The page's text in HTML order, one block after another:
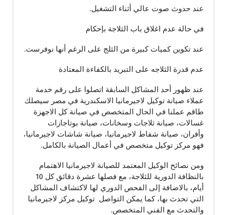
عند حدوث صوت عالي أثناء التشغيل.
في حالة عدم اغلاق باب الثلاجة بإحكام
عند تكوين كميات كبيرة من الثلج على الرغم أنها نوفرست.
عدم قدرة الثلاجه على التبريد بالكفاءة المعتادة
عند ظهور أحد المشاكل السابقة اتصلوا على رقم خدمة
عملاء صيانة توكيل لاجيرمانيا الاسكندرية في مصر سيصلك
طاقم عملنا في الحال المتخصص في صيانة كل الاجهزة
غسالات، صيانة ثلاجات وسخانات، صيانة بوتاجازات
وأفران، صيانة شفاط لاجيرمانيا، صيانة شاشات لاجيرمانيا،
فهو مركز توكيل متخصص في أعمال الصيانة بالكامل.
ومن نصائح الوكيل المعتمد للصيانة لاجيرمانيا الاهتمام
بالنظافة الدورية للثلاجة، مع فصلها عشرة دقائق كل 10
أيام، بالاضافة إلى الفحص الدوري لها لاكتشاف المشاكل
التي تحدث بها، كما يمكن التواصل توكيل مركز لاجيرمانيا
والتحدث مع الفني المتخصص.